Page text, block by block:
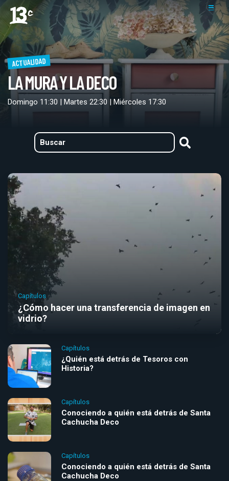
ACTUALIDAD
LA MURA Y LA DECO
Domingo 11:30 | Martes 22:30 | Miércoles 17:30
Capítulos
¿Cómo hacer una transferencia de imagen en
vidrio?
Capítulos
¿Quién está detrás de Tesoros con
Historia?
Capítulos
Conociendo a quién está detrás de Santa
Cachucha Deco
Capítulos
Conociendo a quién está detrás de Santa
Cachucha Deco